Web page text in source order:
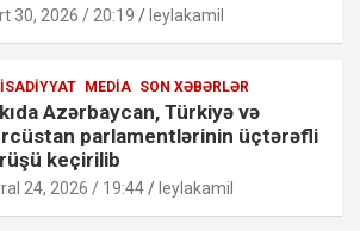
30, 2026 / 20:19 leylakamil
MEDIA SON XƏBƏRLƏR
Azərbaycan, Türkiyə və
parlamentlərinin üçtərəfli
keçirilib
24, 2026 / 19:44 leylakamil